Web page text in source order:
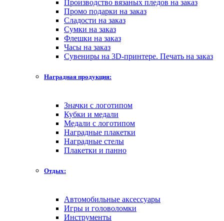
Производство вязаных пледов на заказ
Промо подарки на заказ
Сладости на заказ
Сумки на заказ
Флешки на заказ
Часы на заказ
Сувениры на 3D-принтере. Печать на заказ
Наградная продукция:
Значки с логотипом
Кубки и медали
Медали с логотипом
Наградные плакетки
Наградные стелы
Плакетки и панно
Отдых:
Автомобильные аксессуары
Игры и головоломки
Инструменты